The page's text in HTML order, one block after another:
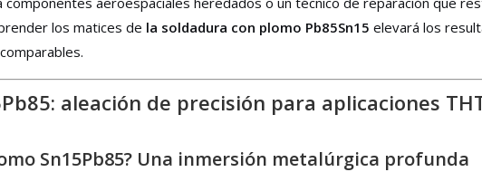
los matices de la soldadura con plomo Pb85Sn15 elevará los
aleación de precisión para aplicaciones
Sn15Pb85? Una inmersión metalúrgica profunda